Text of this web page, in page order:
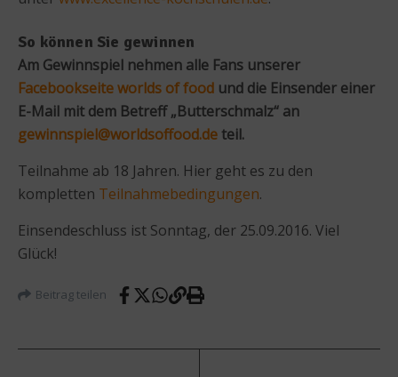
So können Sie gewinnen
Am Gewinnspiel nehmen alle Fans unserer
Facebookseite worlds of food und die Einsender einer
E-Mail mit dem Betreff „Butterschmalz“ an
gewinnspiel@worldsoffood.deteil.
Teilnahme ab 18 Jahren. Hier geht es zu den
kompletten Teilnahmebedingungen.
Einsendeschluss ist Sonntag, der 25.09.2016. Viel
Glück!
Beitrag teilen